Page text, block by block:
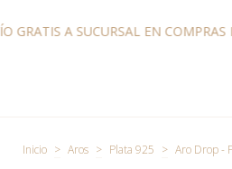
DE $120.000 O MÁS! ⋆˙⟡
Inicio > Aros > Plata 925 > Aro Drop -